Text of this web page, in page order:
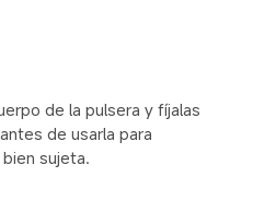
de la pulsera y fíjalas
de usarla para
sujeta.